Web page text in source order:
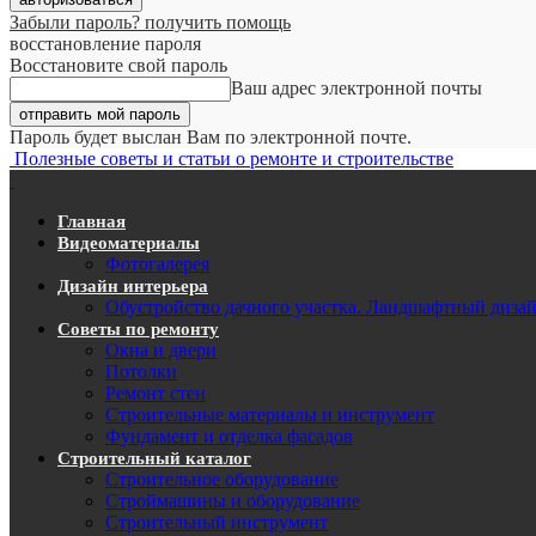
Забыли пароль? получить помощь
восстановление пароля
Восстановите свой пароль
Ваш адрес электронной почты
Пароль будет выслан Вам по электронной почте.
Полезные советы и статьи о ремонте и строительстве
Главная
Видеоматериалы
Фотогалерея
Дизайн интерьера
Обустройство дачного участка. Ландшафтный
Советы по ремонту
Окна и двери
Потолки
Ремонт стен
Строительные материалы и инструмент
Фундамент и отделка фасадов
Строительный каталог
Строительное оборудование
Строймашины и оборудование
Строительный инструмент